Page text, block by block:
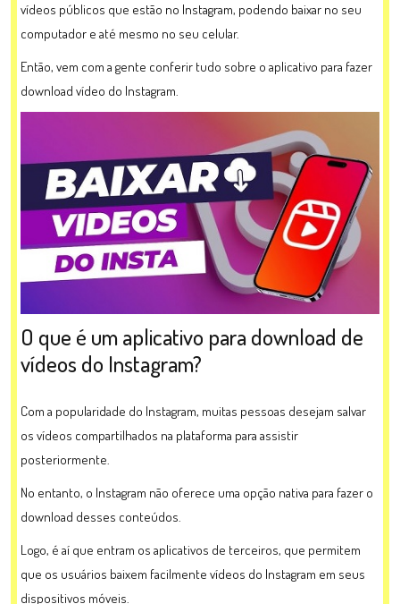
vídeos públicos que estão no Instagram, podendo baixar no seu
computador e até mesmo no seu celular.
Então, vem com a gente conferir tudo sobre o aplicativo para fazer
download vídeo do Instagram.
O que é um aplicativo para download de
vídeos do Instagram?
Com a popularidade do Instagram, muitas pessoas desejam salvar
os vídeos compartilhados na plataforma para assistir
posteriormente.
No entanto, o Instagram não oferece uma opção nativa para fazer o
download desses conteúdos.
Logo, é aí que entram os aplicativos de terceiros, que permitem
que os usuários baixem facilmente vídeos do Instagram em seus
dispositivos móveis.